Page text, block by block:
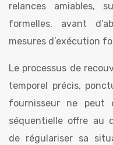
relances amiables,
formelles, avant
mesures d’exécution
Le processus de
temporel précis,
fournisseur ne peut
séquentielle offre au
de régulariser sa